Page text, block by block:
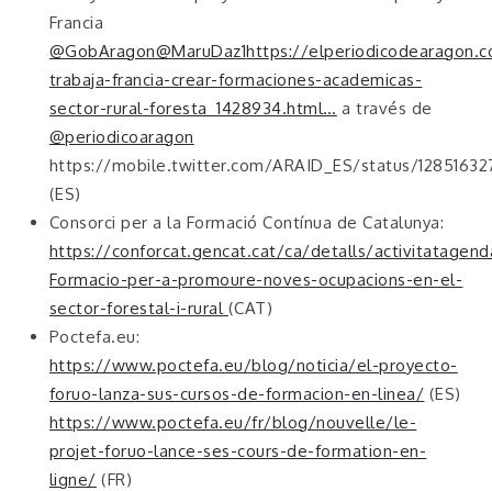
Francia
@GobAragon@MaruDaz1https://
trabaja-francia-crear-formaciones-academicas-
sector-rural-foresta_1428934.html… a través de
@periodicoaragon
https://mobile.twitter.com/ARAID_ES/status/
(ES)
Consorci per a la Formació Contínua de Catalunya:
https://conforcat.gencat.cat/ca/detalls/
Formacio-per-a-promoure-noves-ocupacions-en-el-
sector-forestal-i-rural (CAT)
Poctefa.eu:
https://www.poctefa.eu/blog/noticia/el-proyecto-
foruo-lanza-sus-cursos-de-formacion-en-linea/ (ES)
https://www.poctefa.eu/fr/blog/nouvelle/le-
projet-foruo-lance-ses-cours-de-formation-en-
ligne/ (FR)